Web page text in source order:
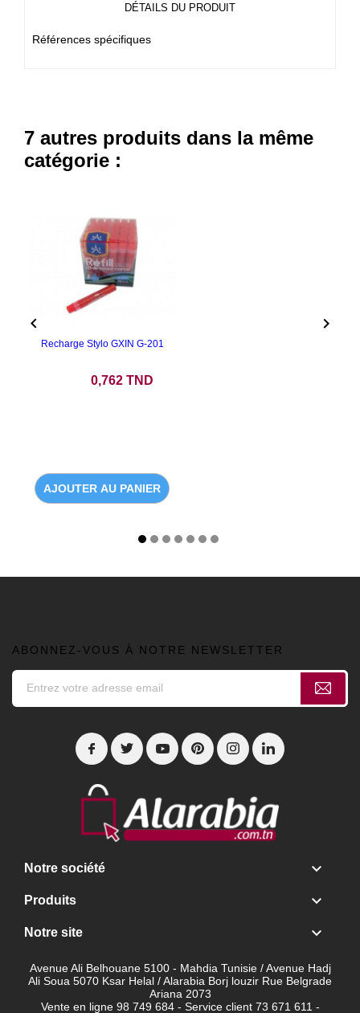
DÉTAILS DU PRODUIT
Références spécifiques
7 autres produits dans la même
catégorie :
Recharge Stylo GXIN G-201
0,762 TND
AJOUTER AU PANIER
 
ABONNEZ-VOUS À NOTRE NEWSLETTER
Notre société 
Produits 
Notre site 
Avenue Ali Belhouane 5100 - Mahdia Tunisie / Avenue Hadj
Ali Soua 5070 Ksar Helal / Alarabia Borj louzir Rue Belgrade
Ariana 2073
Vente en ligne 98 749 684 - Service client 73 671 611 -